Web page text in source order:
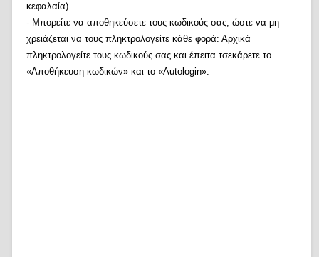
κεφαλαία).
- Μπορείτε να αποθηκεύσετε τους κωδικούς σας, ώστε να μη
χρειάζεται να τους πληκτρολογείτε κάθε φορά: Αρχικά
πληκτρολογείτε τους κωδικούς σας και έπειτα τσεκάρετε το
«Αποθήκευση κωδικών» και το «Autologin».